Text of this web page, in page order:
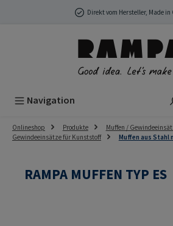
Zum Hauptinhalt springenDirekt vom Hersteller, Made in
Navigation
Onlineshop Produkte
Muffen /
Gewindeeinsätze für Kunststoff
Muffen aus Stahl
RAMPA MUFFEN TYP ES